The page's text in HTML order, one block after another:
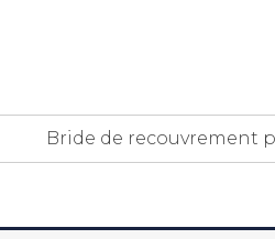
Bride de recouvrement